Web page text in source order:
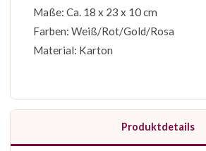
Maße: Ca. 18 x 23 x 10 cm
Farben: Weiß/Rot/Gold/Rosa
Material: Karton
Produktdetails